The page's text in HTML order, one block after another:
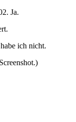
Ja.
ich nicht.